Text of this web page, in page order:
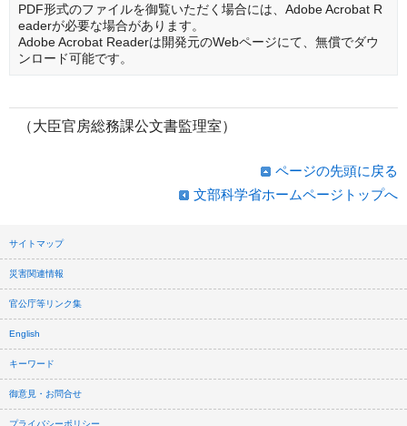
PDF形式のファイルを御覧いただく場合には、Adobe Acrobat R
eaderが必要な場合があります。
Adobe Acrobat Readerは開発元のWebページにて、無償でダウ
ンロード可能です。
（大臣官房総務課公文書監理室）
ページの先頭に戻る
文部科学省ホームページトップへ
サイトマップ
災害関連情報
官公庁等リンク集
English
キーワード
御意見・お問合せ
プライバシーポリシー